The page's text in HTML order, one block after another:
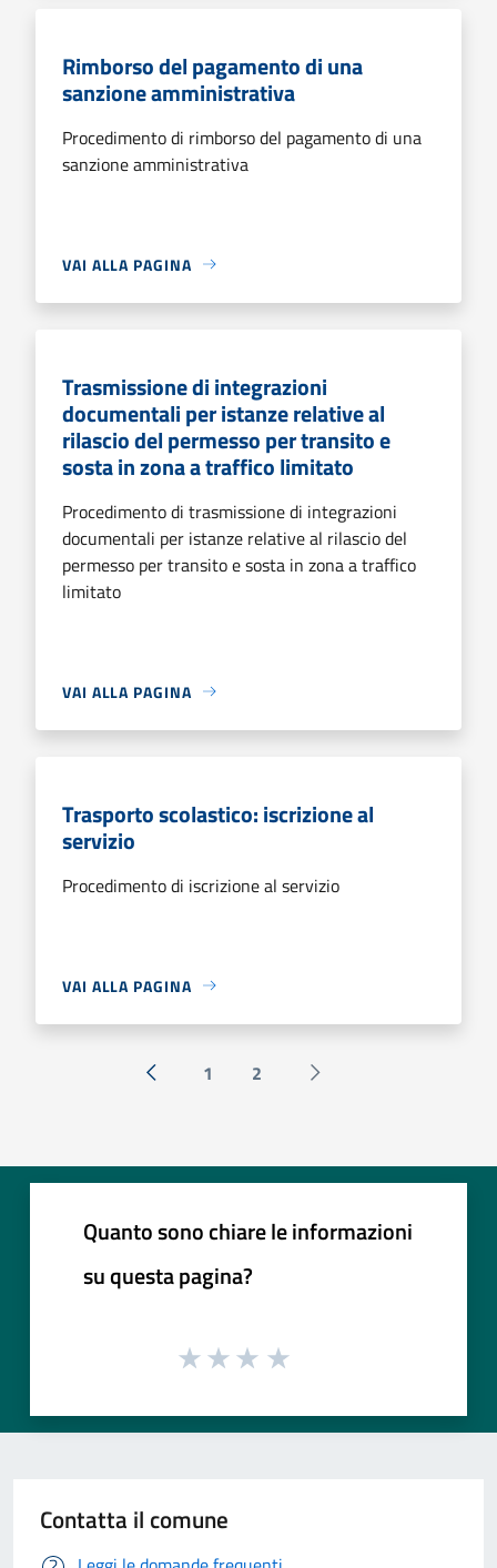
Rimborso del pagamento di una
sanzione amministrativa
Procedimento di rimborso del pagamento di una
sanzione amministrativa
VAI ALLA PAGINA
Trasmissione di integrazioni
documentali per istanze relative al
rilascio del permesso per transito e
sosta in zona a traffico limitato
Procedimento di trasmissione di integrazioni
documentali per istanze relative al rilascio del
permesso per transito e sosta in zona a traffico
limitato
VAI ALLA PAGINA
Trasporto scolastico: iscrizione al
servizio
Procedimento di iscrizione al servizio
VAI ALLA PAGINA
« Precedente
1 2 Successiva »
Quanto sono chiare le informazioni
su questa pagina?
Contatta il comune